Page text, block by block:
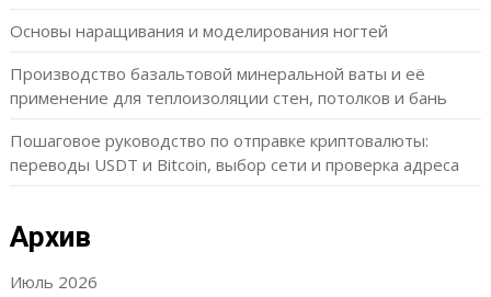
Основы наращивания и моделирования ногтей
Производство базальтовой минеральной ваты и её
применение для теплоизоляции стен, потолков и бань
Пошаговое руководство по отправке криптовалюты:
переводы USDT и Bitcoin, выбор сети и проверка адреса
Архив
Июль 2026